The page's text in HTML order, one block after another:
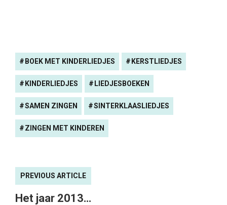
BOEK MET KINDERLIEDJES KERSTLIEDJES
KINDERLIEDJES LIEDJESBOEKEN
SAMEN ZINGEN SINTERKLAASLIEDJES
ZINGEN MET KINDEREN
PREVIOUS ARTICLE
Het jaar 2013…